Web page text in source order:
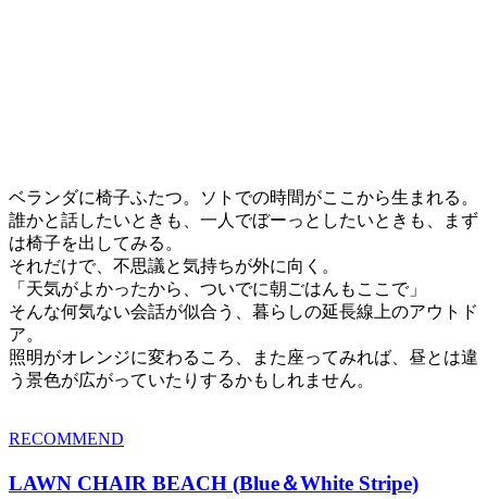
ベランダに椅子ふたつ。ソトでの時間がここから生まれる。
誰かと話したいときも、一人でぼーっとしたいときも、まず
は椅子を出してみる。
それだけで、不思議と気持ちが外に向く。
「天気がよかったから、ついでに朝ごはんもここで」
そんな何気ない会話が似合う、暮らしの延長線上のアウトド
ア。
照明がオレンジに変わるころ、また座ってみれば、昼とは違
う景色が広がっていたりするかもしれません。
RECOMMEND
LAWN CHAIR BEACH (Blue＆White Stripe)